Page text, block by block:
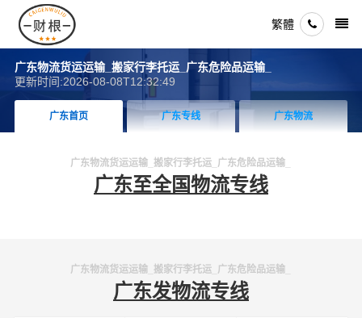
繁體
广东物流货运运输_搬家行李托运_广东危险品运输_
更新时间:2026-08-08T12:32:49
广东首页 广东专线 广东物流
广东物流货运运输_搬家行李托运_广东危险品运输_
广东至全国物流专线
广东物流货运运输_搬家行李托运_广东危险品运输_
广东发物流专线